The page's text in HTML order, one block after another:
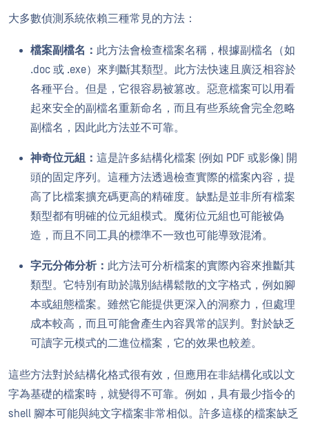
大多數偵測系統依賴三種常見的方法：
檔案副檔名： 此方法會檢查檔案名稱，根據副檔名（如
.doc 或 .exe）來判斷其類型。此方法快速且廣泛相容於
各種平台。但是，它很容易被篡改。惡意檔案可以用看
起來安全的副檔名重新命名，而且有些系統會完全忽略
副檔名，因此此方法並不可靠。
神奇位元組： 這是許多結構化檔案 (例如 PDF 或影像) 開
頭的固定序列。這種方法透過檢查實際的檔案內容，提
高了比檔案擴充碼更高的精確度。缺點是並非所有檔案
類型都有明確的位元組模式。魔術位元組也可能被偽
造，而且不同工具的標準不一致也可能導致混淆。
字元分佈分析： 此方法可分析檔案的實際內容來推斷其
類型。它特別有助於識別結構鬆散的文字格式，例如腳
本或組態檔案。雖然它能提供更深入的洞察力，但處理
成本較高，而且可能會產生內容異常的誤判。對於缺乏
可讀字元模式的二進位檔案，它的效果也較差。
這些方法對於結構化格式很有效，但應用在非結構化或以文
字為基礎的檔案時，就變得不可靠。例如，具有最少指令的
shell 腳本可能與純文字檔案非常相似。許多這樣的檔案缺乏